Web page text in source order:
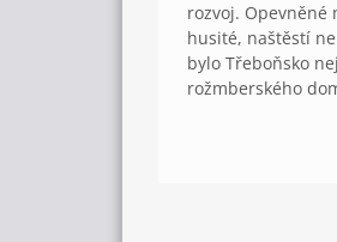
rozvoj. Opevněné
husité, naštěstí
bylo Třeboňsko
rožmberského